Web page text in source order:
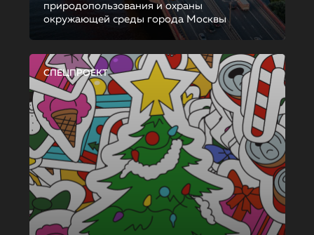
природопользования и охраны
окружающей среды города Москвы
СПЕЦПРОЕКТ